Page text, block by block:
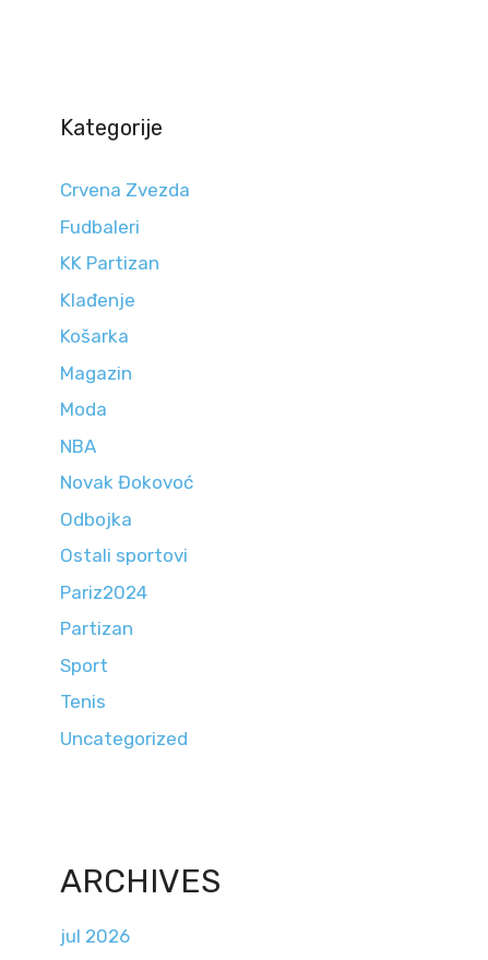
Kategorije
Crvena Zvezda
Fudbaleri
KK Partizan
Klađenje
Košarka
Magazin
Moda
NBA
Novak Đokovoć
Odbojka
Ostali sportovi
Pariz2024
Partizan
Sport
Tenis
Uncategorized
ARCHIVES
jul 2026